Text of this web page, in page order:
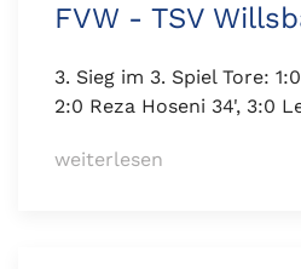
FVW - TSV
3. Sieg im 3. Spiel Tore:
2:0 Reza Hoseni 34', 3:0
weiterlesen